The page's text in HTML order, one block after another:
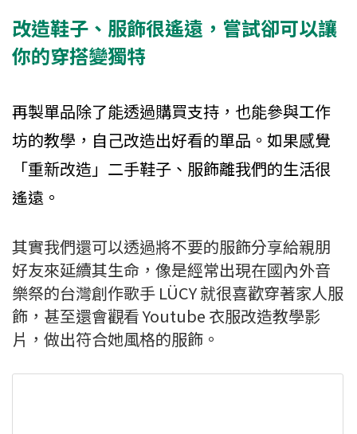
改造鞋子、服飾很遙遠，嘗試卻可以讓
你的穿搭變獨特
再製單品除了能透過購買支持，也能參與工作
坊的教學，自己改造出好看的單品。如果感覺
「重新改造」二手鞋子、服飾離我們的生活很
遙遠。
其實我們還可以透過將不要的服飾分享給親朋
好友來延續其生命，像是經常出現在國內外音
樂祭的台灣創作歌手 LÜCY 就很喜歡穿著家人服
飾，甚至還會觀看 Youtube 衣服改造教學影
片，做出符合她風格的服飾。